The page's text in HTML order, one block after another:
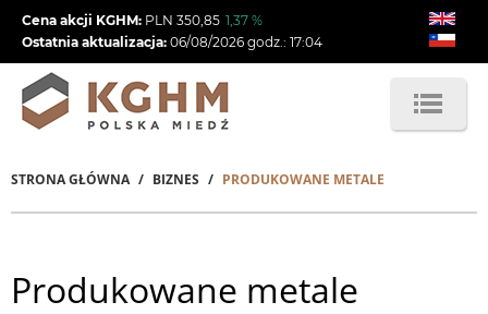
Przejdź
treści
Cena akcji KGHM: PLN 350,85 1,37 %
Ostatnia aktualizacja: 06/08/2026 godz.: 17:04
Ścieżka
STRONA GŁÓWNA BIZNES PRODUKOWANE METALE
Produkowane metale